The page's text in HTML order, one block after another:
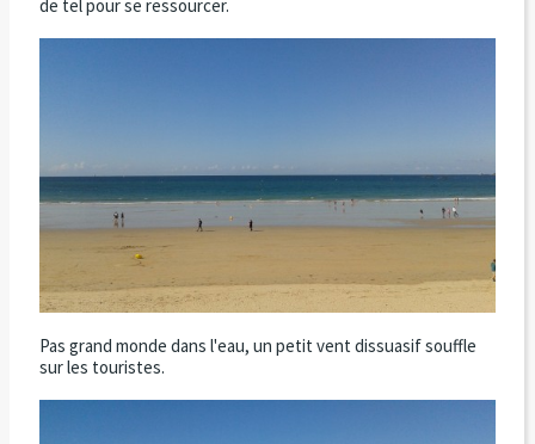
de tel pour se ressourcer.
Pas grand monde dans l'eau, un petit vent dissuasif souffle
sur les touristes.